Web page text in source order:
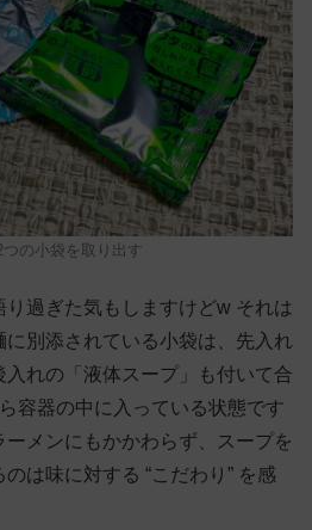
つの小袋を取り出す
り過ぎた気もしますけどw それは
に別添されている小袋は、先入れ
れの「液体スープ」も付いて合
容器の中に入っている状態です
メンにもかかわらず、スープを
は味に対する “こだわり” を感